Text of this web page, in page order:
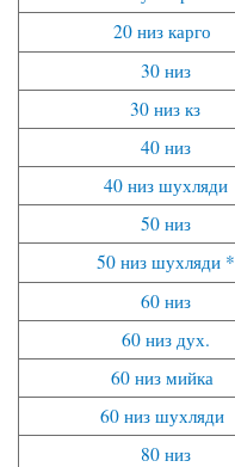
20 низ карго
30 низ
30 низ кз
40 низ
40 низ шухляди
50 низ
50 низ шухляди *
60 низ
60 низ дух.
60 низ мийка
60 низ шухляди
80 низ